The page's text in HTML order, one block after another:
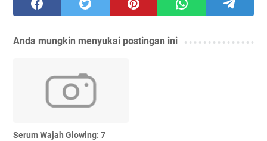
Anda mungkin menyukai postingan ini
Serum Wajah Glowing: 7